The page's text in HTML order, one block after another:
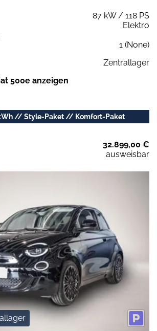
87 kW / 118 PS
Elektro
1 (None)
Zentrallager
500e anzeigen
// Style-Paket // Komfort-Paket
32.899,00 €
ausweisbar